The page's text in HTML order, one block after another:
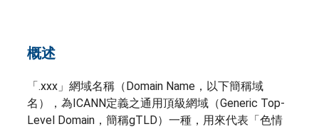
概述
「.xxx」網域名稱（Domain Name，以下簡稱域
名），為ICANN定義之通用頂級網域（Generic Top-
Level Domain，簡稱gTLD）一種，用來代表「色情